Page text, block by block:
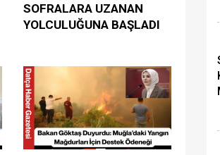
SOFRALARA UZANAN
YOLCULUĞUNA BAŞLADI